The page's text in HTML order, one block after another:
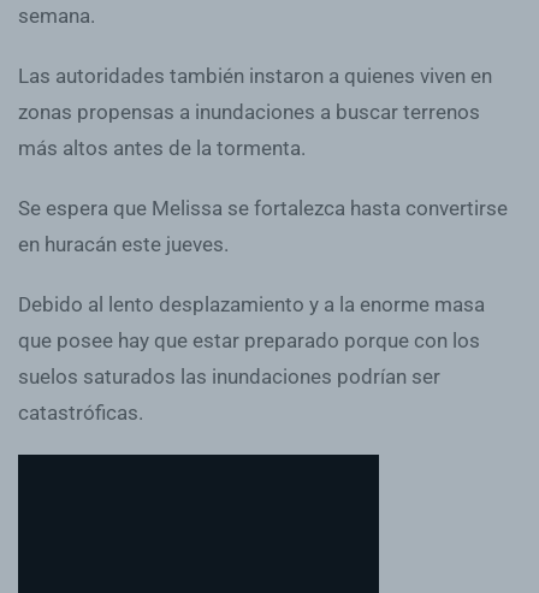
semana.
Las autoridades también instaron a quienes viven en
zonas propensas a inundaciones a buscar terrenos
más altos antes de la tormenta.
Se espera que Melissa se fortalezca hasta convertirse
en huracán este jueves.
Debido al lento desplazamiento y a la enorme masa
que posee hay que estar preparado porque con los
suelos saturados las inundaciones podrían ser
catastróficas.